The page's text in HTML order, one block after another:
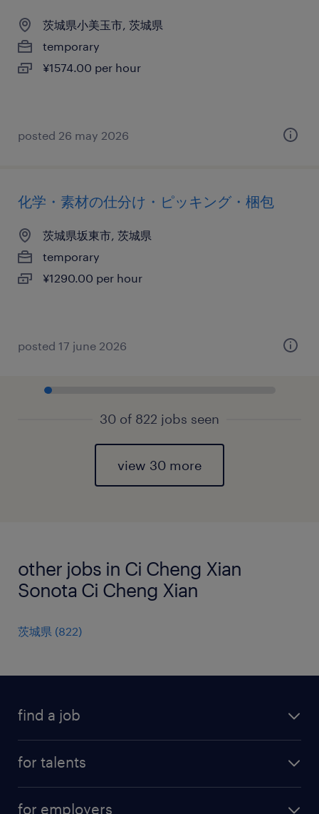
茨城県小美玉市, 茨城県
temporary
¥1574.00 per hour
posted 26 may 2026
化学・素材の仕分け・ピッキング・梱包
茨城県坂東市, 茨城県
temporary
¥1290.00 per hour
posted 17 june 2026
30 of 822 jobs seen
view 30 more
other jobs in Ci Cheng Xian
Sonota Ci Cheng Xian
茨城県 (822)
find a job
for talents
for employers